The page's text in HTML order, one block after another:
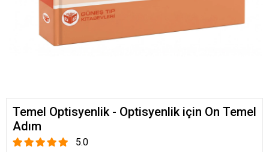
Temel Optisyenlik - Optisyenlik için On Temel
Adım
5.0